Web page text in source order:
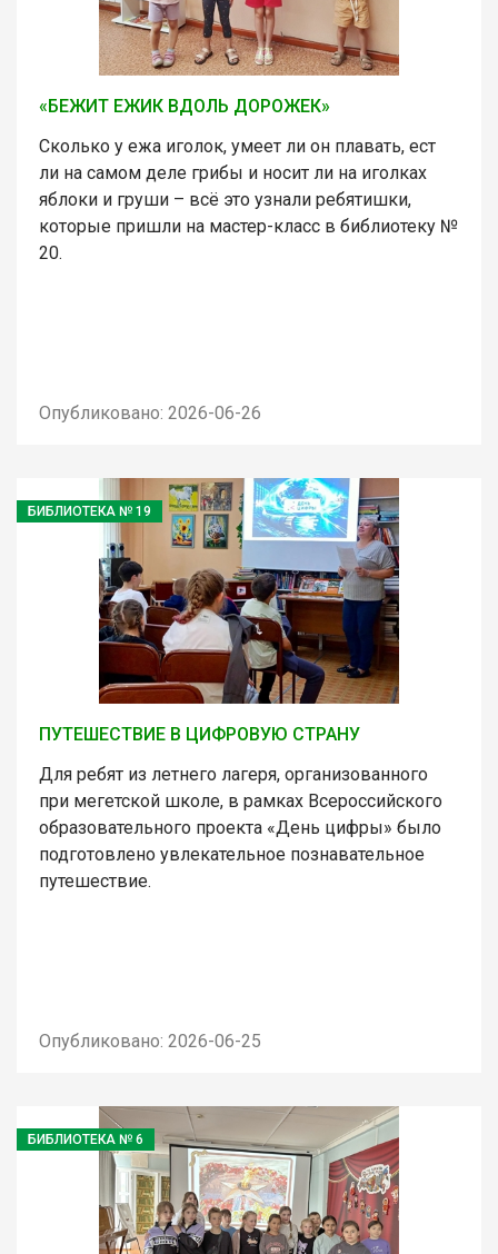
«БЕЖИТ ЕЖИК ВДОЛЬ ДОРОЖЕК»
Сколько у ежа иголок, умеет ли он плавать, ест
ли на самом деле грибы и носит ли на иголках
яблоки и груши – всё это узнали ребятишки,
которые пришли на мастер-класс в библиотеку №
20.
Опубликовано: 2026-06-26
БИБЛИОТЕКА № 19
ПУТЕШЕСТВИЕ В ЦИФРОВУЮ СТРАНУ
Для ребят из летнего лагеря, организованного
при мегетской школе, в рамках Всероссийского
образовательного проекта «День цифры» было
подготовлено увлекательное познавательное
путешествие.
Опубликовано: 2026-06-25
БИБЛИОТЕКА № 6